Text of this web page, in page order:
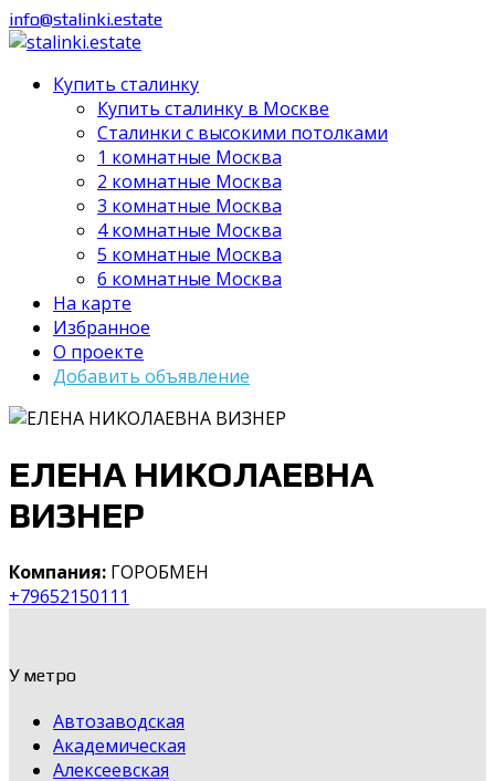
info@stalinki.estate
Купить сталинку
Купить сталинку в Москве
Cталинки с высокими потолками
1 комнатные Москва
2 комнатные Москва
3 комнатные Москва
4 комнатные Москва
5 комнатные Москва
6 комнатные Москва
На карте
Избранное
О проекте
Добавить объявление
ЕЛЕНА НИКОЛАЕВНА
ВИЗНЕР
Компания: ГОРОБМЕН
+79652150111
У метро
Автозаводская
Академическая
Алексеевская